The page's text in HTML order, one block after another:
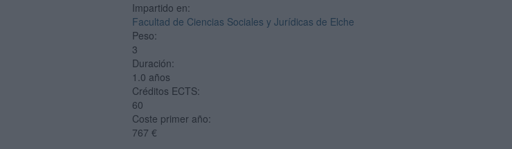
Impartido en:
Facultad de Ciencias Sociales y Jurídicas de Elche
Peso:
3
Duración:
1.0 años
Créditos ECTS:
60
Coste primer año:
767 €